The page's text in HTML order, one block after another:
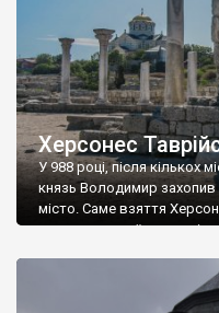
Херсонес
У 988 році, після кількох
князь Володимир захопив
місто. Саме взяття
диктувати свої умови
Херсонесі Володимир-
А потім було Хрещення